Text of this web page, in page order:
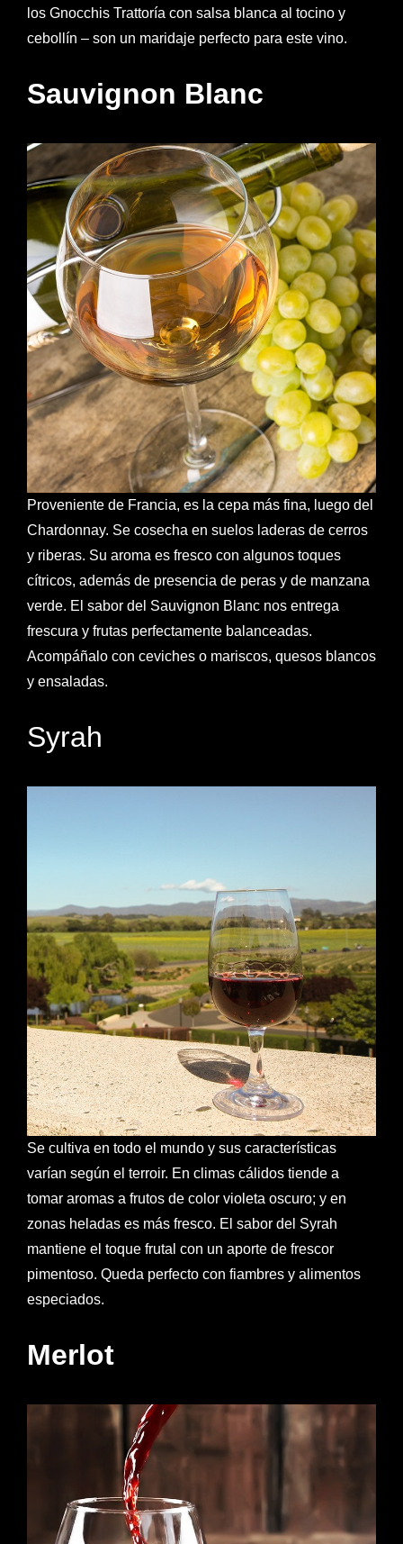
los Gnocchis Trattoría con salsa blanca al tocino y
cebollín – son un maridaje perfecto para este vino.
Sauvignon Blanc
Proveniente de Francia, es la cepa más fina, luego del
Chardonnay. Se cosecha en suelos laderas de cerros
y riberas. Su aroma es fresco con algunos toques
cítricos, además de presencia de peras y de manzana
verde. El sabor del Sauvignon Blanc nos entrega
frescura y frutas perfectamente balanceadas.
Acompáñalo con ceviches o mariscos, quesos blancos
y ensaladas.
Syrah
Se cultiva en todo el mundo y sus características
varían según el terroir. En climas cálidos tiende a
tomar aromas a frutos de color violeta oscuro; y en
zonas heladas es más fresco. El sabor del Syrah
mantiene el toque frutal con un aporte de frescor
pimentoso. Queda perfecto con fiambres y alimentos
especiados.
Merlot